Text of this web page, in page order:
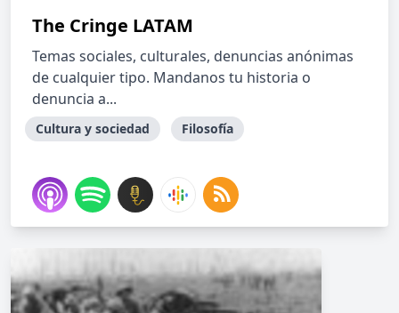
The Cringe LATAM
Temas sociales, culturales, denuncias anónimas
de cualquier tipo. Mandanos tu historia o
denuncia a...
Cultura y sociedad Filosofía